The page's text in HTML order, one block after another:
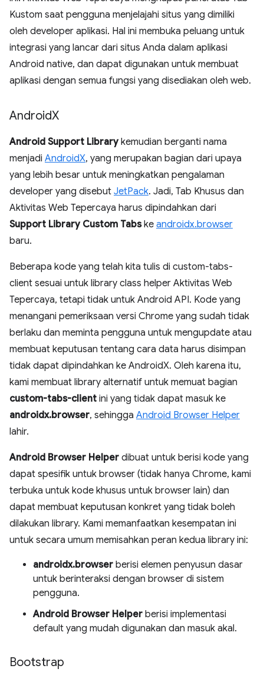
Kustom saat pengguna menjelajahi situs yang dimiliki
oleh developer aplikasi. Hal ini membuka peluang untuk
integrasi yang lancar dari situs Anda dalam aplikasi
Android native, dan dapat digunakan untuk membuat
aplikasi dengan semua fungsi yang disediakan oleh web.
AndroidX
Android Support Librarykemudian berganti nama
menjadi AndroidX, yang merupakan bagian dari upaya
yang lebih besar untuk meningkatkan pengalaman
developer yang disebut JetPack. Jadi, Tab Khusus dan
Aktivitas Web Tepercaya harus dipindahkan dari
Support Library Custom Tabske androidx.browser
baru.
Beberapa kode yang telah kita tulis di custom-tabs-
client sesuai untuk library class helper Aktivitas Web
Tepercaya, tetapi tidak untuk Android API. Kode yang
menangani pemeriksaan versi Chrome yang sudah tidak
berlaku dan meminta pengguna untuk mengupdate atau
membuat keputusan tentang cara data harus disimpan
tidak dapat dipindahkan ke AndroidX. Oleh karena itu,
kami membuat library alternatif untuk memuat bagian
custom-tabs-client ini yang tidak dapat masuk ke
androidx.browser, sehingga Android Browser Helper
lahir.
Android Browser Helper dibuat untuk berisi kode yang
dapat spesifik untuk browser (tidak hanya Chrome, kami
terbuka untuk kode khusus untuk browser lain) dan
dapat membuat keputusan konkret yang tidak boleh
dilakukan library. Kami memanfaatkan kesempatan ini
untuk secara umum memisahkan peran kedua library ini:
androidx.browser berisi elemen penyusun dasar
untuk berinteraksi dengan browser di sistem
pengguna.
Android Browser Helper berisi implementasi
default yang mudah digunakan dan masuk akal.
Bootstrap